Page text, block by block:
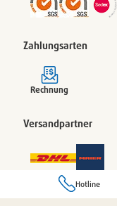
Zahlungsarten
Rechnung
Versandpartner
Hotline